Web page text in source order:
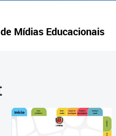
Mídias Educacionais